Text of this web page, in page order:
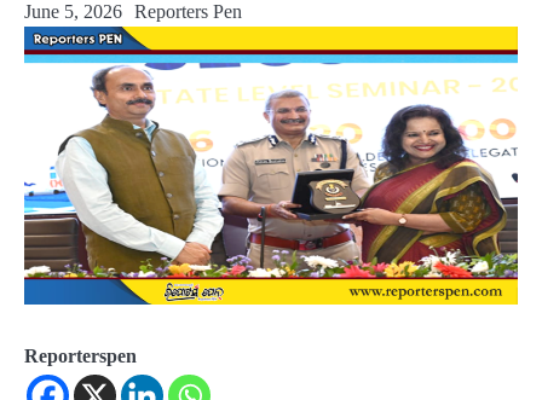
June 5, 2026 Reporters Pen
Reporterspen